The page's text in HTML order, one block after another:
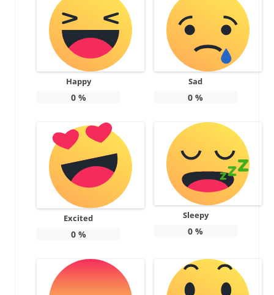
Happy
0%
Sad
0 %
Excited
0%
Sleepy
0 %